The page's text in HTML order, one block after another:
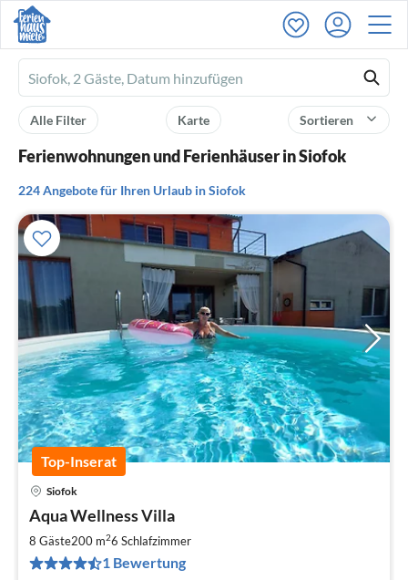
Ferienhausmiete
logo
Sortieren
Karte
Alle Filter
Ferienwohnungen und Ferienhäuser in Siofok
224 Angebote für Ihren Urlaub in Siofok
Top-Inserat
Siofok
Aqua Wellness Villa
8 Gäste200 m26 Schlafzimmer
1 Bewertung